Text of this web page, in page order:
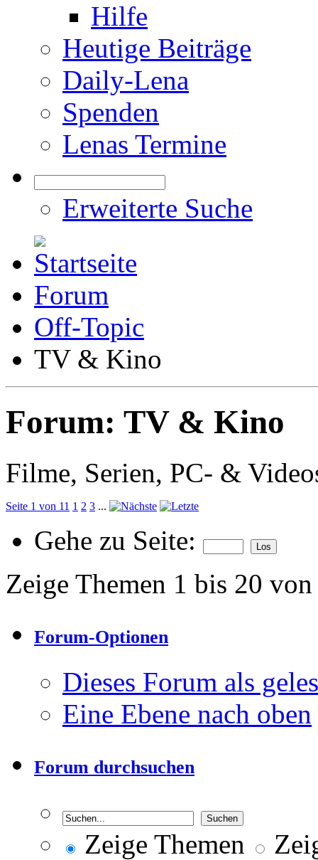
Hilfe
Heutige Beiträge
Daily-Lena
Spenden
Lenas Termine
Erweiterte Suche
Forum
Off-Topic
TV & Kino
Forum: TV & Kino
Filme, Serien, PC- &
Seite 1 von 11 1 2 3 ...
Gehe zu Seite:
Zeige Themen 1 bis 20
Forum-Optionen
Dieses Forum als
Eine Ebene nach oben
Forum durchsuchen
Zeige Themen